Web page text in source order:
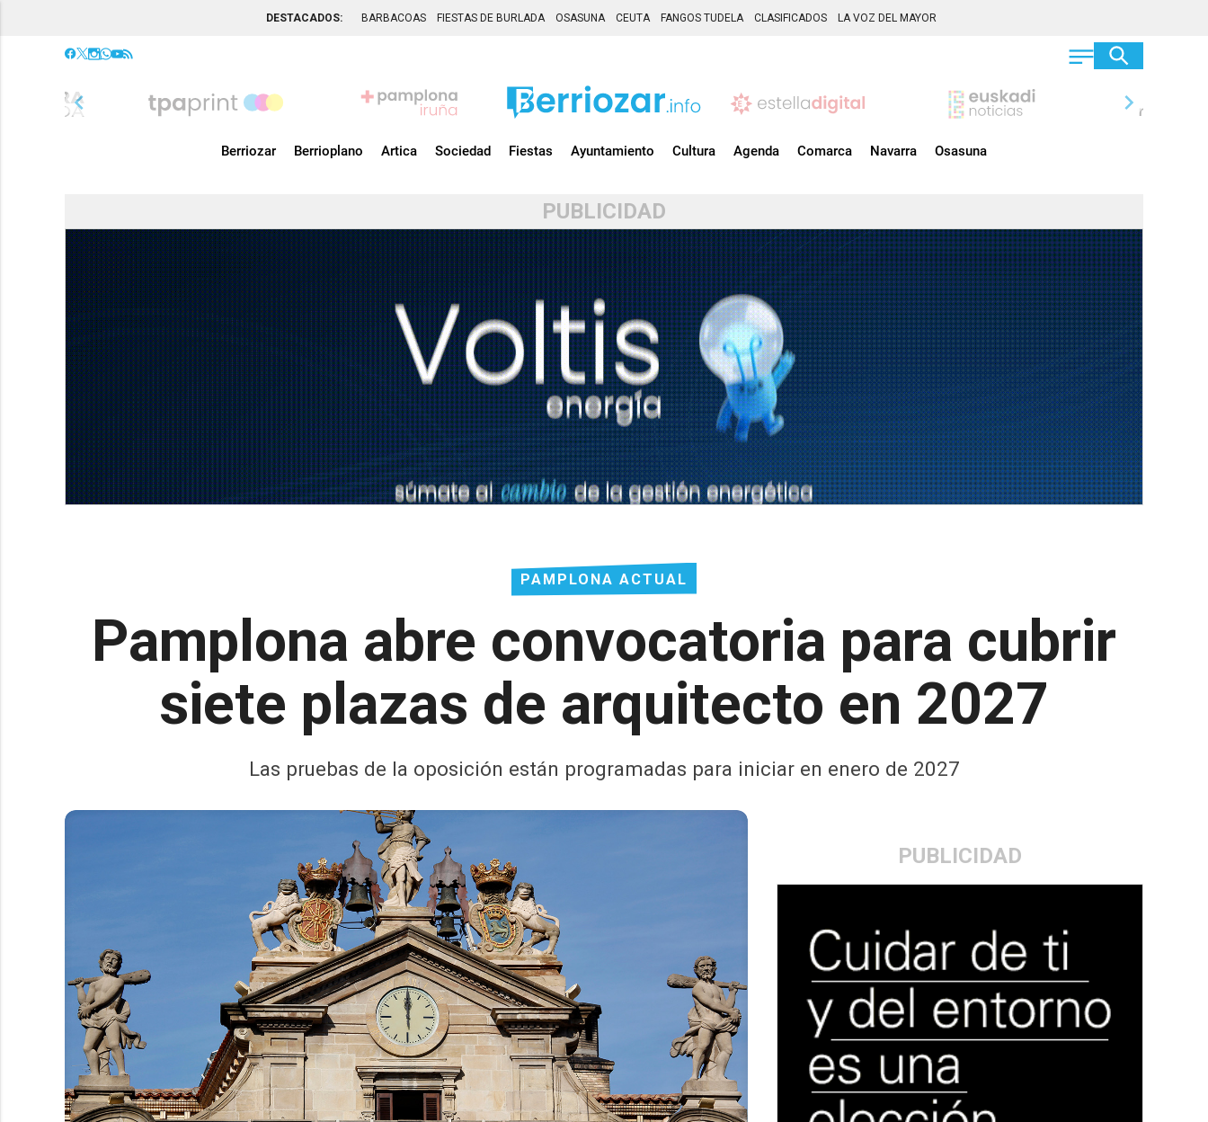
DESTACADOS: BARBACOAS FIESTAS DE BURLADA OSASUNA CEUTA FANGOS TUDELA CLASIFICADOS LA VOZ DEL MAYOR
chevron_left chevron_right
Berriozar Berrioplano Artica Sociedad Fiestas Ayuntamiento Cultura Agenda Comarca Navarra Osasuna
PUBLICIDAD
PAMPLONA ACTUAL
Pamplona abre convocatoria para cubrir
siete plazas de arquitecto en 2027
Las pruebas de la oposición están programadas para iniciar en enero de 2027
PUBLICIDAD